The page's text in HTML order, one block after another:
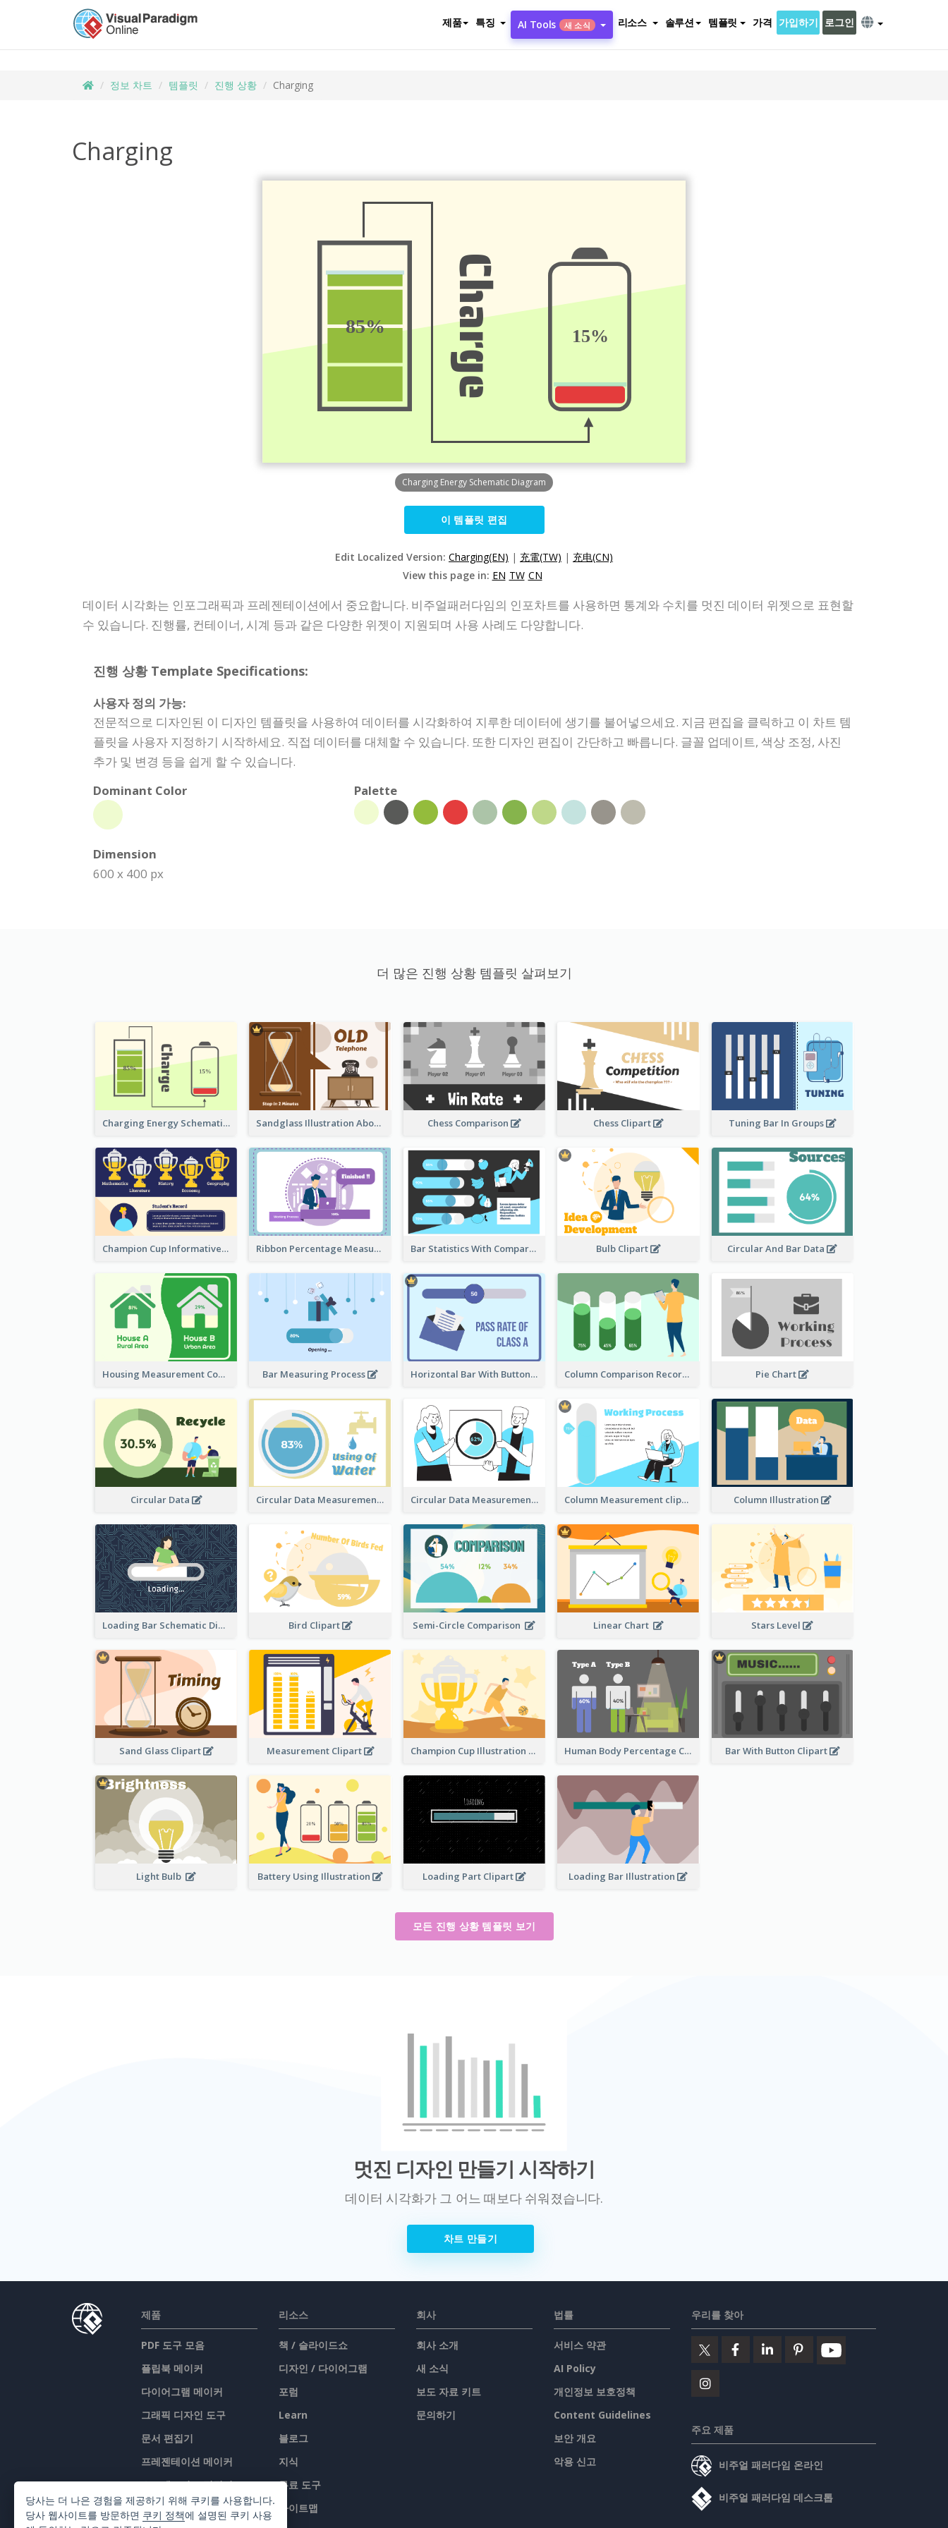
제품 특징 AI Tools 새 소식 리소스 솔루션 템플릿 가격 가입하기 로그인
정보 차트 템플릿 진행 상황 Charging
Charging
Charging Energy Schematic Diagram
이 템플릿 편집
Edit Localized Version: Charging(EN) | 充電(TW) | 充电(CN)
View this page in: EN TW CN
데이터 시각화는 인포그래픽과 프레젠테이션에서 중요합니다. 비주얼패러다임의 인포차트를 사용하면 통계와 수치를 멋진 데이터 위젯으로 표현할
수 있습니다. 진행률, 컨테이너, 시계 등과 같은 다양한 위젯이 지원되며 사용 사례도 다양합니다.
진행 상황 Template Specifications:
사용자 정의 가능:
전문적으로 디자인된 이 디자인 템플릿을 사용하여 데이터를 시각화하여 지루한 데이터에 생기를 불어넣으세요. 지금 편집을 클릭하고 이 차트 템
플릿을 사용자 지정하기 시작하세요. 직접 데이터를 대체할 수 있습니다. 또한 디자인 편집이 간단하고 빠릅니다. 글꼴 업데이트, 색상 조정, 사진
추가 및 변경 등을 쉽게 할 수 있습니다.
Dominant Color
Palette
Dimension
600 x 400 px
더 많은 진행 상황 템플릿 살펴보기
Charging Energy Schematic Diagram Sandglass Illustration About Telephone Chess Comparison Chess Clipart Tuning Bar In Groups
Champion Cup Informative Record Ribbon Percentage Measurement Bar Statistics With Comparison Bulb Clipart Circular And Bar Data
Housing Measurement Comparison Bar Measuring Process Horizontal Bar With Button Column Comparison Record Pie Chart
Circular Data Circular Data Measurement Circular Data Measurement Column Measurement clipart Column Illustration
Loading Bar Schematic Diagram Bird Clipart Semi-Circle Comparison Linear Chart Stars Level
Sand Glass Clipart Measurement Clipart Champion Cup Illustration Human Body Percentage Comparison Bar With Button Clipart
Light Bulb Battery Using Illustration Loading Part Clipart Loading Bar Illustration
모든 진행 상황 템플릿 보기
멋진 디자인 만들기 시작하기
데이터 시각화가 그 어느 때보다 쉬워졌습니다.
차트 만들기
제품
PDF 도구 모음
플립북 메이커
다이어그램 메이커
그래픽 디자인 도구
문서 편집기
프레젠테이션 메이커
스프레드시트 편집기
가격 책정
리소스
책 / 슬라이드쇼
디자인 / 다이어그램
포럼
Learn
블로그
지식
무료 도구
사이트맵
회사
회사 소개
새 소식
보도 자료 키트
문의하기
법률
서비스 약관
AI Policy
개인정보 보호정책
Content Guidelines
보안 개요
악용 신고
우리를 찾아
주요 제품
비주얼 패러다임 온라인
비주얼 패러다임 데스크톱
당사는 더 나은 경험을 제공하기 위해 쿠키를 사용합니다.
당사 웹사이트를 방문하면 쿠키 정책에 설명된 쿠키 사용